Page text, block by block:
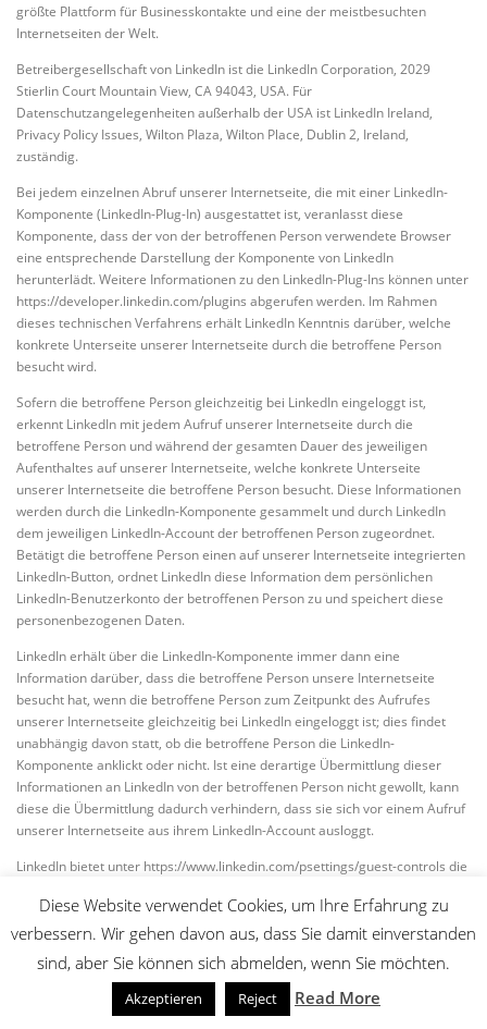
größte Plattform für Businesskontakte und eine der meistbesuchten
Internetseiten der Welt.
Betreibergesellschaft von LinkedIn ist die LinkedIn Corporation, 2029
Stierlin Court Mountain View, CA 94043, USA. Für
Datenschutzangelegenheiten außerhalb der USA ist LinkedIn Ireland,
Privacy Policy Issues, Wilton Plaza, Wilton Place, Dublin 2, Ireland,
zuständig.
Bei jedem einzelnen Abruf unserer Internetseite, die mit einer LinkedIn-
Komponente (LinkedIn-Plug-In) ausgestattet ist, veranlasst diese
Komponente, dass der von der betroffenen Person verwendete Browser
eine entsprechende Darstellung der Komponente von LinkedIn
herunterlädt. Weitere Informationen zu den LinkedIn-Plug-Ins können unter
https://developer.linkedin.com/plugins abgerufen werden. Im Rahmen
dieses technischen Verfahrens erhält LinkedIn Kenntnis darüber, welche
konkrete Unterseite unserer Internetseite durch die betroffene Person
besucht wird.
Sofern die betroffene Person gleichzeitig bei LinkedIn eingeloggt ist,
erkennt LinkedIn mit jedem Aufruf unserer Internetseite durch die
betroffene Person und während der gesamten Dauer des jeweiligen
Aufenthaltes auf unserer Internetseite, welche konkrete Unterseite
unserer Internetseite die betroffene Person besucht. Diese Informationen
werden durch die LinkedIn-Komponente gesammelt und durch LinkedIn
dem jeweiligen LinkedIn-Account der betroffenen Person zugeordnet.
Betätigt die betroffene Person einen auf unserer Internetseite integrierten
LinkedIn-Button, ordnet LinkedIn diese Information dem persönlichen
LinkedIn-Benutzerkonto der betroffenen Person zu und speichert diese
personenbezogenen Daten.
LinkedIn erhält über die LinkedIn-Komponente immer dann eine
Information darüber, dass die betroffene Person unsere Internetseite
besucht hat, wenn die betroffene Person zum Zeitpunkt des Aufrufes
unserer Internetseite gleichzeitig bei LinkedIn eingeloggt ist; dies findet
unabhängig davon statt, ob die betroffene Person die LinkedIn-
Komponente anklickt oder nicht. Ist eine derartige Übermittlung dieser
Informationen an LinkedIn von der betroffenen Person nicht gewollt, kann
diese die Übermittlung dadurch verhindern, dass sie sich vor einem Aufruf
unserer Internetseite aus ihrem LinkedIn-Account ausloggt.
LinkedIn bietet unter https://www.linkedin.com/psettings/guest-controls die
Anzeigen abzubestellen sowie Anzeigen-Einstellungen zu verwalten.
LinkedIn nutzt ferner Partner wie Quantcast, Google Analytics, BlueKai,
DoubleClick, Nielsen, Comscore, Eloqua und Lotame, die Cookies setzen
können. Solche Cookies können unter
https://www.linkedin.com/legal/cookie-policy abgelehnt werden. Die
geltenden Datenschutzbestimmungen von LinkedIn sind unter
Diese Website verwendet Cookies, um Ihre Erfahrung zu
verbessern. Wir gehen davon aus, dass Sie damit einverstanden
sind, aber Sie können sich abmelden, wenn Sie möchten.
Akzeptieren Reject Read More